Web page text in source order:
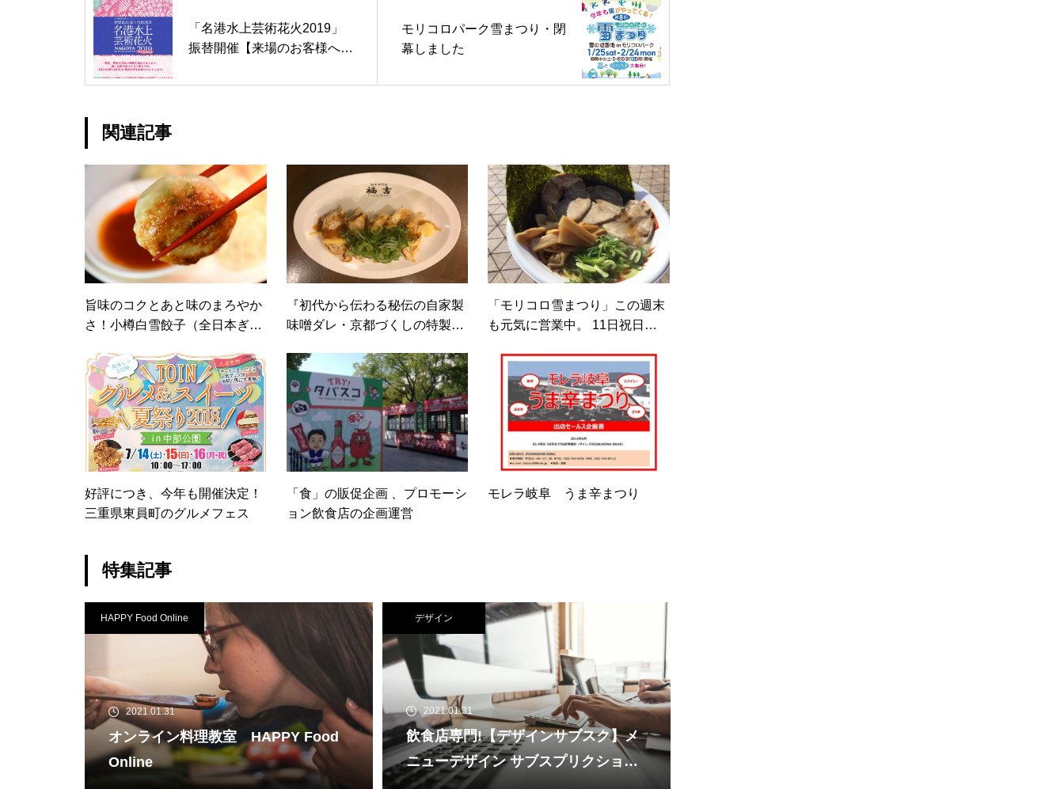
「名港水上芸術花火2019」
振替開催【来場のお客様へお
モリコロパーク雪まつり・閉
幕しました
関連記事
旨味のコクとあと味のまろやか
さ！小樽白雪餃子（全日本ぎょ
『初代から伝わる秘伝の自家製
味噌ダレ・京都づくしの特製味
ょうざ祭り2020春・出店者情
報）
「モリコロ雪まつり」この週末
も元気に営業中。 11日祝日も
好評につき、今年も開催決定！
三重県東員町のグルメフェス
「食」の販促企画 、プロモーシ
ョン飲食店の企画運営
モレラ岐阜 うま辛まつり
特集記事
HAPPY Food Online
2021.01.31
オンライン料理教室 HAPPY Food
Online
デザイン
2021.01.31
飲食店専門!【デザインサブスク】メ
ニューデザイン サブスプリクショ